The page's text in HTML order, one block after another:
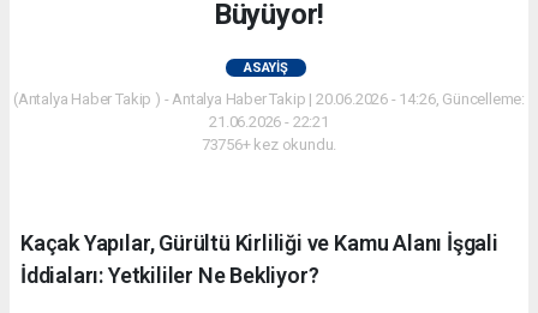
Büyüyor!
ASAYIŞ
(Antalya Haber Takip ) - Antalya Haber Takip | 20.06.2026 - 14:26, Güncelleme:
21.06.2026 - 22:21
73756+ kez okundu.
Kaçak Yapılar, Gürültü Kirliliği ve Kamu Alanı İşgali
İddiaları: Yetkililer Ne Bekliyor?